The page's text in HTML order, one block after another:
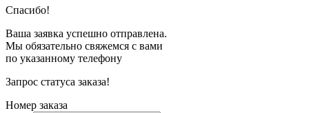
Спасибо!
Ваша заявка успешно отправлена.
Мы обязательно свяжемся с вами
по указанному телефону
Запрос статуса заказа!
Номер заказа